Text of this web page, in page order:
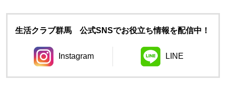
生活クラブ群馬 公式SNSでお役立ち情報を配信中！
Instagram
別のウィンドウで開きます。
LINE